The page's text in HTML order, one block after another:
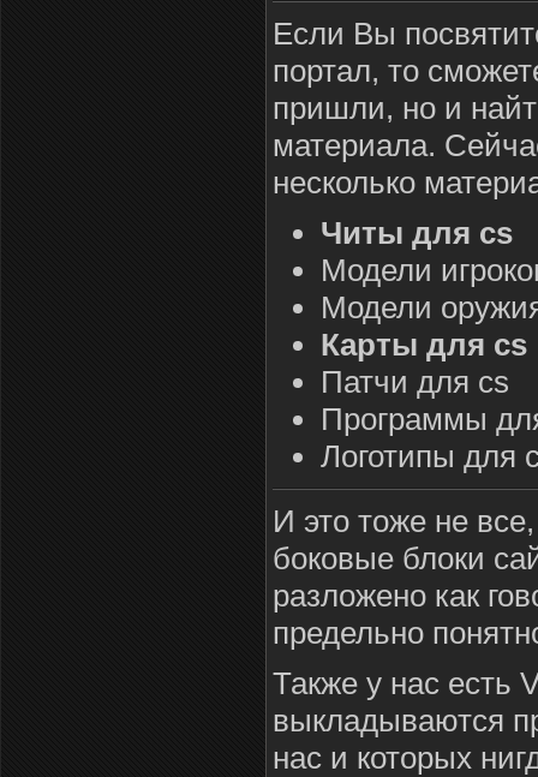
Если Вы
портал, то
пришли, но и
материала.
несколько
Читы для cs
Модели
Модели
Карты для cs
Патчи для cs
Программы
Логотипы для
И это тоже не
боковые блоки
разложено как
предельно
Также у нас есть
выкладываются
нас и которых